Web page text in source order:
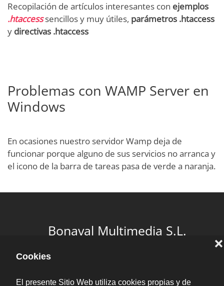
Recopilación de artículos interesantes con ejemplos
.htaccesssencillos y muy útiles, parámetros .htaccess
y directivas .htaccess
Problemas con WAMP Server en
Windows
En ocasiones nuestro servidor Wamp deja de
funcionar porque alguno de sus servicios no arranca y
el icono de la barra de tareas pasa de verde a naranja.
Bonaval Multimedia S.L.
(Pontevedra, Galicia, España)